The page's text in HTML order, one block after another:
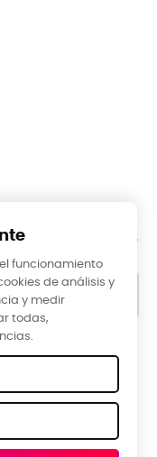
Para ello, consulte
legal.
funcionamiento
de análisis y
y medir
todas,